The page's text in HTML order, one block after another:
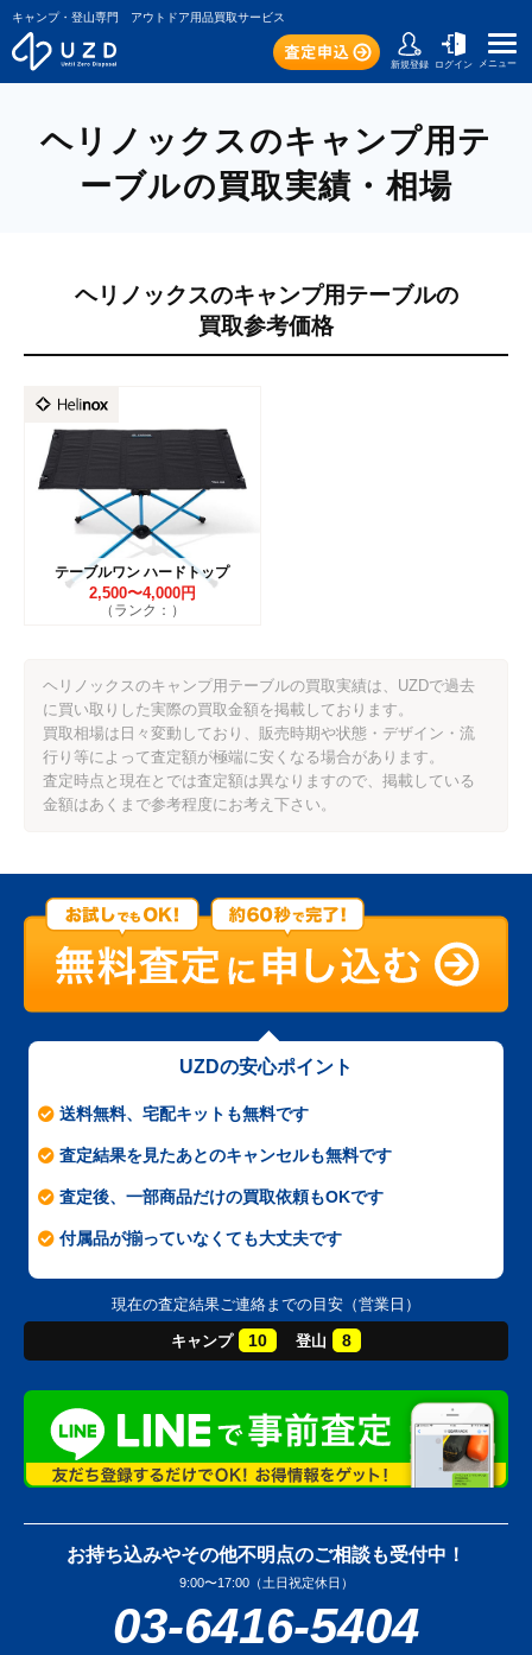
キャンプ・登山専門 アウトドア用品買取サービス
新規登録 ログイン メニュー
ヘリノックスのキャンプ用テ
ーブルの買取実績・相場
ヘリノックスのキャンプ用テーブルの
買取参考価格
テーブルワン ハードトップ
2,500〜4,000円
（ランク：）
ヘリノックスのキャンプ用テーブルの買取実績は、UZDで過去
に買い取りした実際の買取金額を掲載しております。
買取相場は日々変動しており、販売時期や状態・デザイン・流
行り等によって査定額が極端に安くなる場合があります。
査定時点と現在とでは査定額は異なりますので、掲載している
金額はあくまで参考程度にお考え下さい。
UZDの安心ポイント
送料無料、宅配キットも無料です
査定結果を見たあとのキャンセルも無料です
査定後、一部商品だけの買取依頼もOKです
付属品が揃っていなくても大丈夫です
現在の査定結果ご連絡までの目安（営業日）
キャンプ 10 登山 8
お持ち込みやその他不明点のご相談も受付中！
9:00〜17:00（土日祝定休日）
03-6416-5404